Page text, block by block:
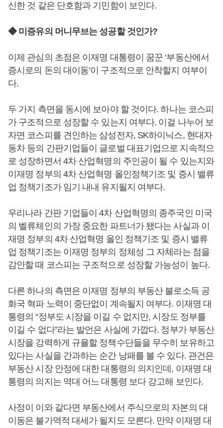
신한 것 같은 단호함과 기민함이 보인다.
◆ 미증유의 머니무브는 성공할 것인가?
이제 관심의 초점은 이재명 대통령이 꿈꾼 ‘부동산에서
증시로의 돈의 대이동’이 구조적으로 안착할지 여부이
다.
두 가지 측면을 동시에 보아야 할 것이다. 하나는 코스피
가 구조적으로 성장할 수 있는지 여부다. 이걸 나누어 보
자면 코스피를 견인하는 삼성전자, SK하이닉스, 현대자
동차 등의 간판기업들이 글로벌 대표기업으로 지속적으
로 성장하면서 4차 산업혁명의 주인공이 될 수 있는지와
이재명 정부의 4차 산업혁명 올인정책기조 및 증시 밸류
업 정책기조가 임기 내내 유지될지 여부다.
우리나라 간판 기업들이 4차 산업혁명의 종주국인 미국
의 벨류체인의 가장 중요한 파트너가 됐다는 사실과 이
재명 정부의 4차 산업혁명 올인 정책기조 및 증시 밸류
업 정책기조는 이재명 정부의 정체성 그 자체라는 점을
감안할 때 코스피는 구조적으로 성장할 가능성이 높다.
다른 하나의 측면은 이재명 정부의 부동산 불로소득 공
화국 혁파 노력이 중단없이 계속될지 여부다. 이재명 대
통령의 “정부도 시장을 이길 수 없지만, 시장도 정부를
이길 수 없다”라는 발언은 사실에 가깝다. 정부가 부동산
시장을 강력하게 규율할 정책수단들을 무수히 보유하고
있다는 사실을 간과하는 순간 낭패를 볼 수 있다. 관건은
부동산 시장 안정에 대한 대통령의 의지인데, 이재명 대
통령의 의지는 역대 어느 대통령 보다 강고해 보인다.
사정이 이와 같다면 부동산에서 주식으로의 자본의 대
이동은 불가역적 대세가 될지도 모른다. 만약 이재명 대